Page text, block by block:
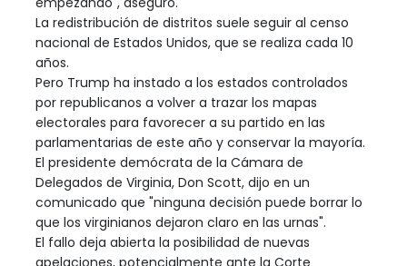
La redistribución de distritos suele seguir al censo
nacional de Estados Unidos, que se realiza cada 10
años.
Pero Trump ha instado a los estados controlados
por republicanos a volver a trazar los mapas
electorales para favorecer a su partido en las
parlamentarias de este año y conservar la mayoría.
El presidente demócrata de la Cámara de
Delegados de Virginia, Don Scott, dijo en un
comunicado que "ninguna decisión puede borrar lo
que los virginianos dejaron claro en las urnas".
El fallo deja abierta la posibilidad de nuevas
apelaciones, potencialmente ante la Corte